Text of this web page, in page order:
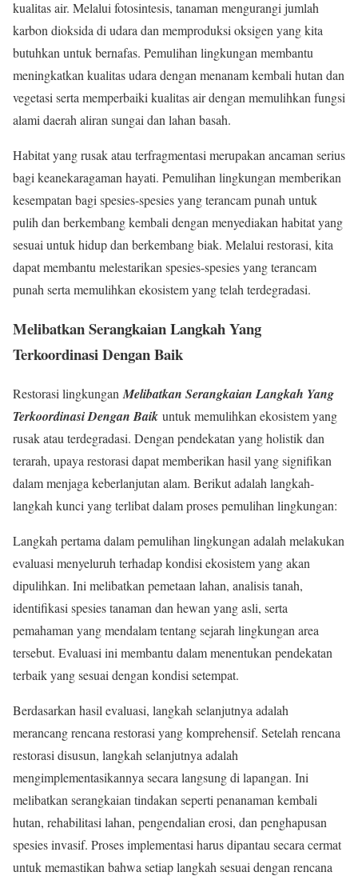
kualitas air. Melalui fotosintesis, tanaman mengurangi jumlah
karbon dioksida di udara dan memproduksi oksigen yang kita
butuhkan untuk bernafas. Pemulihan lingkungan membantu
meningkatkan kualitas udara dengan menanam kembali hutan dan
vegetasi serta memperbaiki kualitas air dengan memulihkan fungsi
alami daerah aliran sungai dan lahan basah.
Habitat yang rusak atau terfragmentasi merupakan ancaman serius
bagi keanekaragaman hayati. Pemulihan lingkungan memberikan
kesempatan bagi spesies-spesies yang terancam punah untuk
pulih dan berkembang kembali dengan menyediakan habitat yang
sesuai untuk hidup dan berkembang biak. Melalui restorasi, kita
dapat membantu melestarikan spesies-spesies yang terancam
punah serta memulihkan ekosistem yang telah terdegradasi.
Melibatkan Serangkaian Langkah Yang
Terkoordinasi Dengan Baik
Restorasi lingkungan Melibatkan Serangkaian Langkah Yang
Terkoordinasi Dengan Baik untuk memulihkan ekosistem yang
rusak atau terdegradasi. Dengan pendekatan yang holistik dan
terarah, upaya restorasi dapat memberikan hasil yang signifikan
dalam menjaga keberlanjutan alam. Berikut adalah langkah-
langkah kunci yang terlibat dalam proses pemulihan lingkungan:
Langkah pertama dalam pemulihan lingkungan adalah melakukan
evaluasi menyeluruh terhadap kondisi ekosistem yang akan
dipulihkan. Ini melibatkan pemetaan lahan, analisis tanah,
identifikasi spesies tanaman dan hewan yang asli, serta
pemahaman yang mendalam tentang sejarah lingkungan area
tersebut. Evaluasi ini membantu dalam menentukan pendekatan
terbaik yang sesuai dengan kondisi setempat.
Berdasarkan hasil evaluasi, langkah selanjutnya adalah
merancang rencana restorasi yang komprehensif. Setelah rencana
restorasi disusun, langkah selanjutnya adalah
mengimplementasikannya secara langsung di lapangan. Ini
melibatkan serangkaian tindakan seperti penanaman kembali
hutan, rehabilitasi lahan, pengendalian erosi, dan penghapusan
spesies invasif. Proses implementasi harus dipantau secara cermat
untuk memastikan bahwa setiap langkah sesuai dengan rencana